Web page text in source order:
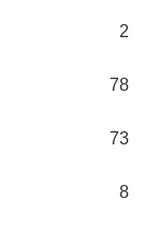
2
78
73
8